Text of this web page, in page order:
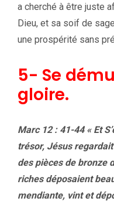
a cherché à être juste
Dieu, et sa soif de
une prospérité sans
5- Se
gloire.
Marc 12 : 41-44 « Et
trésor, Jésus
des pièces de bronze
riches déposaient
mendiante, vint et